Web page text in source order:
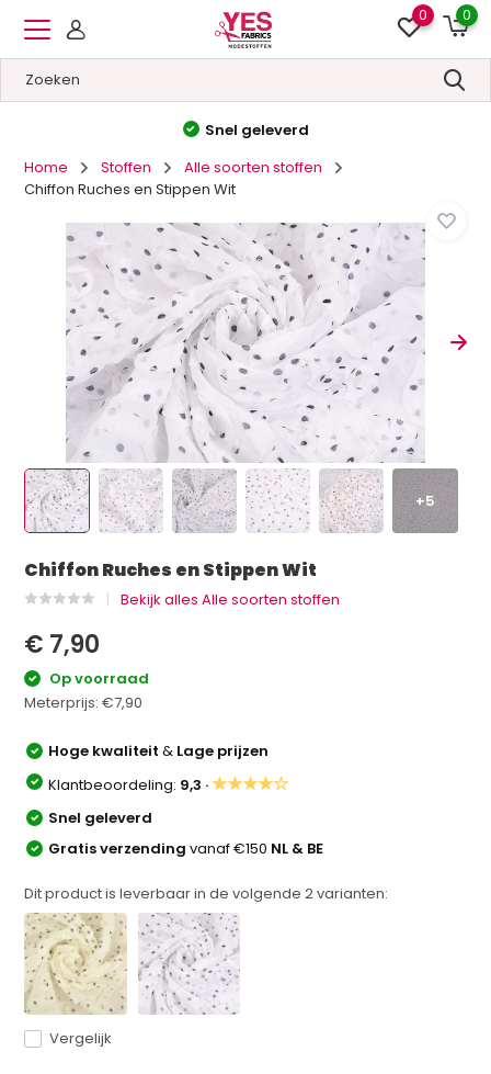
0 0
Hoge kwaliteit
Home
Stoffen
Alle soorten stoffen
Chiffon Ruches en Stippen Wit
+5
Chiffon Ruches en Stippen Wit
Bekijk alles Alle soorten stoffen
€ 7,90
Op voorraad
Meterprijs:€7,90
Hoge kwaliteit& Lage prijzen
Klantbeoordeling: 9,3 ·★★★★☆
Snel geleverd
Gratis verzendingvanaf €150 NL & BE
Dit product is leverbaar in de volgende2varianten:
Vergelijk